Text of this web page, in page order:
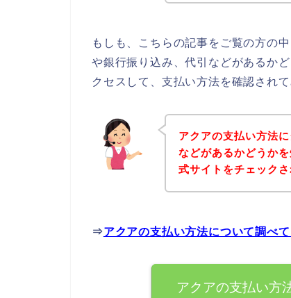
もしも、こちらの記事をご覧の方の
や銀行振り込み、代引などがあるか
クセスして、支払い方法を確認され
アクアの支払い方法
などがあるかどうか
式サイトをチェック
⇒アクアの支払い方法について調べ
アクアの支払い方